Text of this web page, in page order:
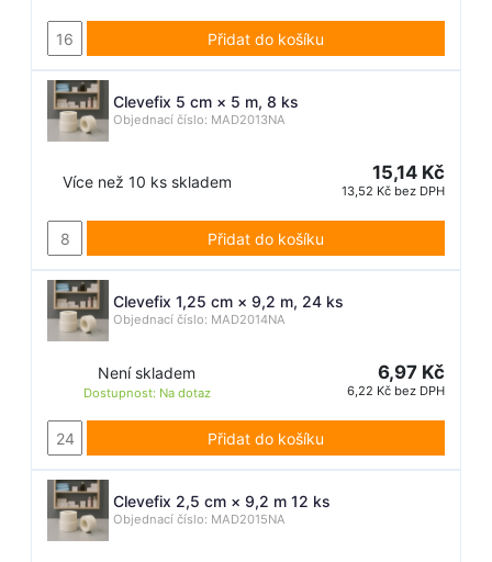
Přidat do košíku
Clevefix 5 cm × 5 m, 8 ks
Objednací číslo: MAD2013NA
Více než 10 ks skladem 15,14 Kč
13,52 Kč bez DPH
Přidat do košíku
Clevefix 1,25 cm × 9,2 m, 24 ks
Objednací číslo: MAD2014NA
Není skladem
Dostupnost: Na dotaz
6,97 Kč
6,22 Kč bez DPH
Přidat do košíku
Clevefix 2,5 cm × 9,2 m 12 ks
Objednací číslo: MAD2015NA